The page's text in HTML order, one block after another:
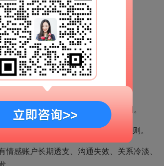
要有阶段化方法。
等行为继续扩大冲突。
婚姻问题、第三者边界和回归规则。
情感连接、亲密互动和长期经营规则。
感账户长期透支、沟通失效、关系冷淡、